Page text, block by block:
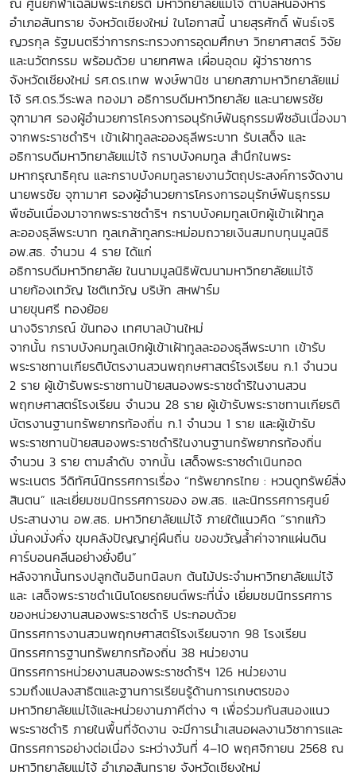
อำเภอสันทราย จังหวัดเชียงใหม่ ในโอกาสนี้ นายสุรศักดิ์ พันธ์เจริ
ญวรกุล รัฐมนตรีว่าการกระทรวงการอุดมศึกษา วิทยาศาสตร์ วิจัย
และนวัตกรรม พร้อมด้วย นายทศพล เผื่อนอุดม ผู้ว่าราชการ
จังหวัดเชียงใหม่ รศ.ดร.เทพ พงษ์พานิช นายกสภามหาวิทยาลัยแม่
โจ้ รศ.ดร.วีระพล ทองมา อธิการบดีมหาวิทยาลัย และนายพรชัย
จุฑามาศ รองผู้อำนวยการโครงการอนุรักษ์พันธุกรรมพืชอันเนื่องมา
จากพระราชดำริฯ เข้าเฝ้าทูลละอองธุลีพระบาท รับเสด็จ และ
อธิการบดีมหาวิทยาลัยแม่โจ้ กราบบังคมทูล สำนึกในพระ
มหากรุณาธิคุณ และกราบบังคมทูลรายงานวัตถุประสงค์การจัดงาน
นายพรชัย จุฑามาศ รองผู้อำนวยการโครงการอนุรักษ์พันธุกรรม
พืชอันเนื่องมาจากพระราชดำริฯ กราบบังคมทูลเบิกผู้เข้าเฝ้าทูล
ละอองธุลีพระบาท ทูลเกล้าทูลกระหม่อมถวายเงินสมทบทุนมูลนิธิ
อพ.สธ. จำนวน 4 ราย ได้แก่
อธิการบดีมหาวิทยาลัย ในนามมูลนิธิพัฒนามหาวิทยาลัยแม่โจ้
นายก้องเทวัญ โชติเทวัญ บริษัท สหฟาร์ม
นายขุนศรี ทองย้อย
นางจิราภรณ์ ขันทอง เทศบาลบ้านใหม่
จากนั้น กราบบังคมทูลเบิกผู้เข้าเฝ้าทูลละอองธุลีพระบาท เข้ารับ
พระราชทานเกียรติบัตรงานสวนพฤกษศาสตร์โรงเรียน ก.1 จำนวน
2 ราย ผู้เข้ารับพระราชทานป้ายสนองพระราชดำริในงานสวน
พฤกษศาสตร์โรงเรียน จำนวน 28 ราย ผู้เข้ารับพระราชทานเกียรติ
บัตรงานฐานทรัพยากรท้องถิ่น ก.1 จำนวน 1 ราย และผู้เข้ารับ
พระราชทานป้ายสนองพระราชดำริในงานฐานทรัพยากรท้องถิ่น
จำนวน 3 ราย ตามลำดับ จากนั้น เสด็จพระราชดำเนินทอด
พระเนตร วีดิทัศน์นิทรรศการเรื่อง “ทรัพยากรไทย : หวนดูทรัพย์สิ่ง
สินตน” และเยี่ยมชมนิทรรศการของ อพ.สธ. และนิทรรศการศูนย์
ประสานงาน อพ.สธ. มหาวิทยาลัยแม่โจ้ ภายใต้แนวคิด “รากแก้ว
มั่นคงมั่งคั่ง ขุมคลังปัญญาคู่ผืนถิ่น ของขวัญล้ำค่าจากแผ่นดิน
คาร์บอนคลีนอย่างยั่งยืน”
หลังจากนั้นทรงปลูกต้นอินทนิลบก ต้นไม้ประจำมหาวิทยาลัยแม่โจ้
และ เสด็จพระราชดำเนินโดยรถยนต์พระที่นั่ง เยี่ยมชมนิทรรศการ
ของหน่วยงานสนองพระราชดำริ ประกอบด้วย
นิทรรศการงานสวนพฤกษศาสตร์โรงเรียนจาก 98 โรงเรียน
นิทรรศการฐานทรัพยากรท้องถิ่น 38 หน่วยงาน
นิทรรศการหน่วยงานสนองพระราชดำริฯ 126 หน่วยงาน
รวมถึงแปลงสาธิตและฐานการเรียนรู้ด้านการเกษตรของ
มหาวิทยาลัยแม่โจ้และหน่วยงานภาคีต่าง ๆ เพื่อร่วมกันสนองแนว
พระราชดำริ ภายในพื้นที่จัดงาน จะมีการนำเสนอผลงานวิชาการและ
นิทรรศการอย่างต่อเนื่อง ระหว่างวันที่ 4–10 พฤศจิกายน 2568 ณ
มหาวิทยาลัยแม่โจ้ อำเภอสันทราย จังหวัดเชียงใหม่